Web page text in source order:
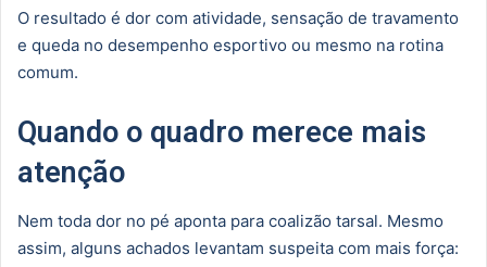
O resultado é dor com atividade, sensação de travamento
e queda no desempenho esportivo ou mesmo na rotina
comum.
Quando o quadro merece mais
atenção
Nem toda dor no pé aponta para coalizão tarsal. Mesmo
assim, alguns achados levantam suspeita com mais força: